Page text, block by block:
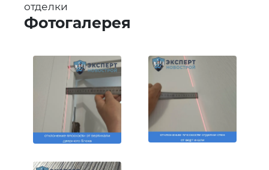
отделки
Фотогалерея